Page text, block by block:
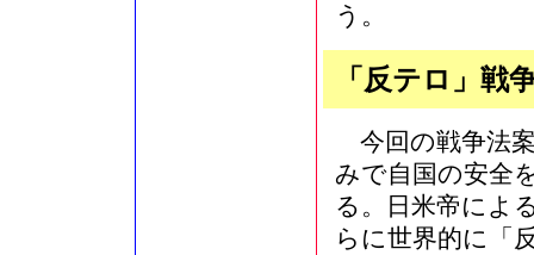
う。
「反テロ」戦
今回の戦争法
みで自国の安全
る。日米帝によ
らに世界的に「